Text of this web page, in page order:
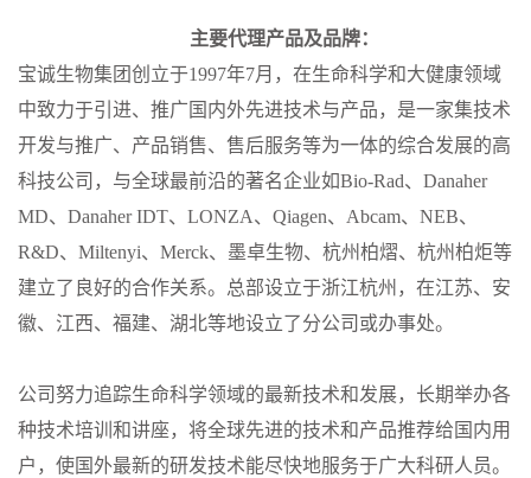
主要代理产品及品牌：
宝诚生物集团创立于1997年7月，在生命科学和大健康领域
中致力于引进、推广国内外先进技术与产品，是一家集技术
开发与推广、产品销售、售后服务等为一体的综合发展的高
科技公司，与全球最前沿的著名企业如Bio-Rad、Danaher
MD、Danaher IDT、LONZA、Qiagen、Abcam、NEB、
R&D、Miltenyi、Merck、墨卓生物、杭州柏熠、杭州柏炬等
建立了良好的合作关系。总部设立于浙江杭州，在江苏、安
徽、江西、福建、湖北等地设立了分公司或办事处。
公司努力追踪生命科学领域的最新技术和发展，长期举办各
种技术培训和讲座，将全球先进的技术和产品推荐给国内用
户，使国外最新的研发技术能尽快地服务于广大科研人员。